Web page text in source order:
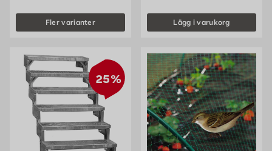
Fler varianter Lägg i varukorg
25%